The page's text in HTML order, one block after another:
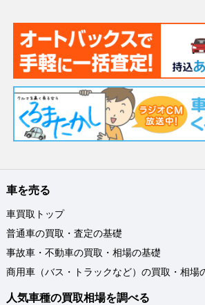
車を売る
車買取トップ
普通車の買取・査定の基礎
事故車・不動車の買取・相場の基礎
商用車（バス・トラックなど）の買取・相場
人気車種の買取相場を調べる